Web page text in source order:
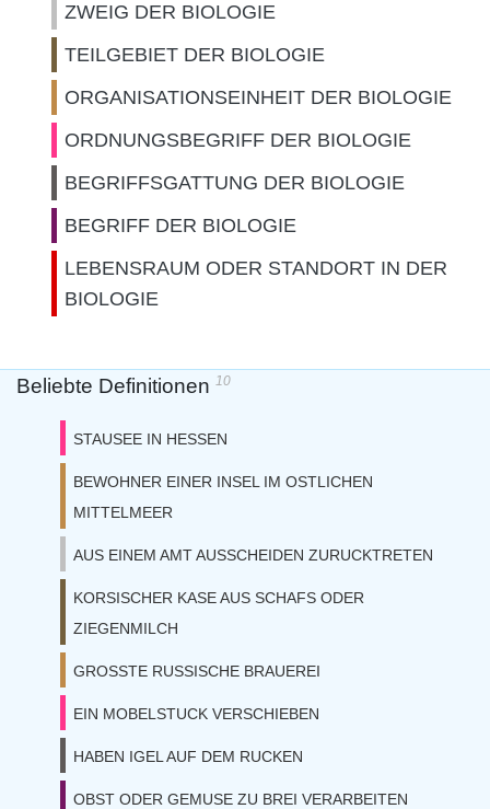
ZWEIG DER BIOLOGIE
TEILGEBIET DER BIOLOGIE
ORGANISATIONSEINHEIT DER BIOLOGIE
ORDNUNGSBEGRIFF DER BIOLOGIE
BEGRIFFSGATTUNG DER BIOLOGIE
BEGRIFF DER BIOLOGIE
LEBENSRAUM ODER STANDORT IN DER
BIOLOGIE
Beliebte Definitionen 10
STAUSEE IN HESSEN
BEWOHNER EINER INSEL IM OSTLICHEN
MITTELMEER
AUS EINEM AMT AUSSCHEIDEN ZURUCKTRETEN
KORSISCHER KASE AUS SCHAFS ODER
ZIEGENMILCH
GROSSTE RUSSISCHE BRAUEREI
EIN MOBELSTUCK VERSCHIEBEN
HABEN IGEL AUF DEM RUCKEN
OBST ODER GEMUSE ZU BREI VERARBEITEN